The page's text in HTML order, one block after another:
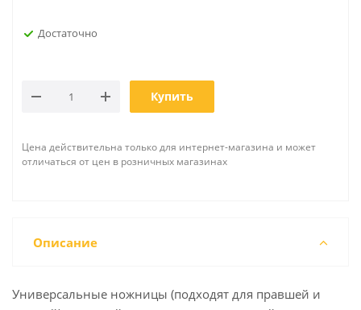
Достаточно
Купить
Цена действительна только для интернет-магазина и может
отличаться от цен в розничных магазинах
Описание
Универсальные ножницы (подходят для правшей и